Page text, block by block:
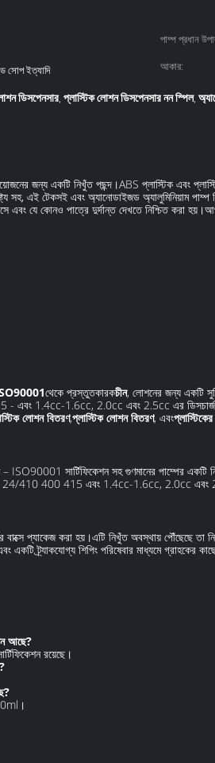
পাম্প প্রধান
সোপ ইত্যাদি আকার:
ডিসপেনসার, প্লাস্টিক লোশন ডিসপেনসার নন স্পিল,
জন্য একটি নিখুঁত পছন্দ।ABS প্লাস্টিক এবং
সহ, এই টেকসই এবং অ্যানোডাইজড অ্যালুমিনিয়াম
এবং যে কোনও পাত্রে দুর্দান্ত দেখতে নিশ্চিত করা
থেকে প্রস্তুতকারকচীন, লোশনের জন্য একটি
1.4cc-1.6cc, 2.0cc এবং 2.5cc এর ডিসচার্জ
লোশন বিতরণ,প্লাস্টিক লোশন বিতরণ, এবং
ISO90001 সার্টিফিকেশন সহ গুণমানের পাম্পের একটি
410 400 415 এবং 1.4cc-1.6cc, 2.0cc এবং
বাক্সে প্যাকেজ করা হয়।এটি নিখুঁত অবস্থায় পৌঁছেছে তা
একটি ট্র্যাকযোগ্য শিপিং পরিষেবার মাধ্যমে গ্রাহকের
আছে?
রয়েছে।